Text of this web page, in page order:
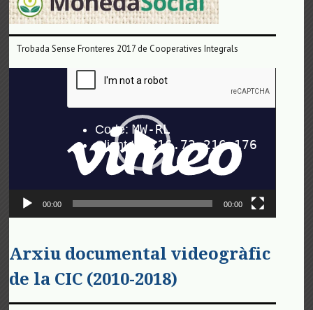
Trobada Sense Fronteres 2017 de Cooperatives Integrals
00:00 00:00
Arxiu documental videogràfic
de la CIC (2010-2018)